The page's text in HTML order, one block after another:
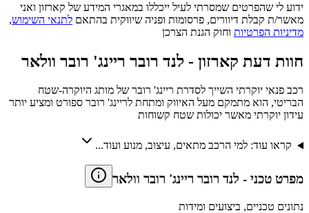
ידוע לי שהפרטים שמסרתי לעיל ייכללו במאגרי המידע של קארזון ואני
מאשר/ת קבלת דיוורים, פרסומות ופניה שיווקית בהתאם לתנאי השימוש,
מדיניות הפרטיות וחוק הגנת הצרכן
חוות דעת קארזון - לנד רובר ריינג' רובר וולאר
רכב פנאי יוקרתי השייך לסדרת ריינג' רובר של מותג היוקרה-שטח
הבריטי, הוא מתמקם מעל האיווק ומתחת לריינג' רובר ספורט ומציע יותר
עידון יוקרתי מאשר יכולות שטח קשוחות
קראו עוד: למי הרכב מתאים, עיצוב, מנוע ועוד...
מפרט טכני - לנד רובר ריינג' רובר וולאר
נתונים טכניים, ביצועים ומידות